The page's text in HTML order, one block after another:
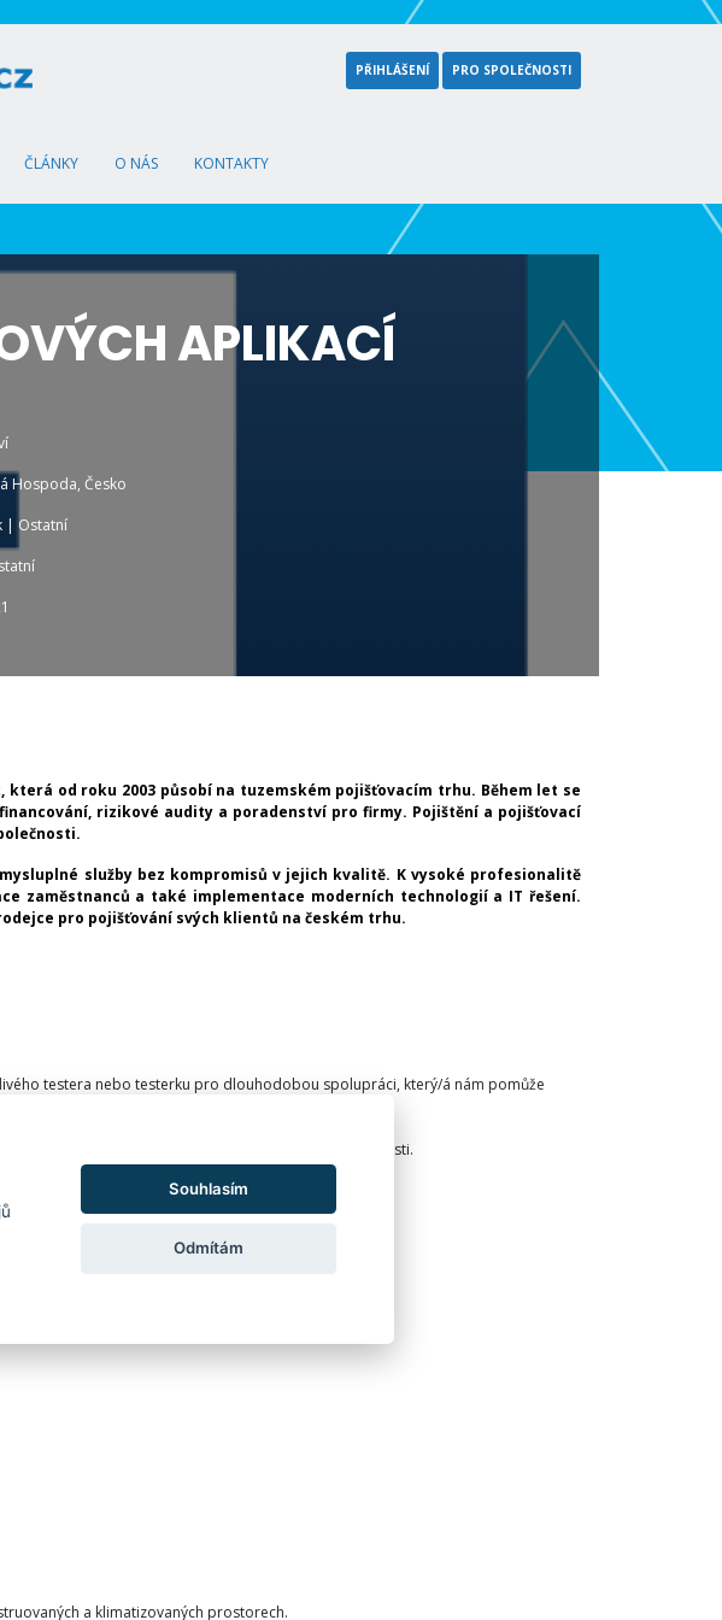
PŘIHLÁŠENÍ PRO SPOLEČNOSTI
ČLÁNKY O NÁS KONTAKTY
APLIKACÍ
Hospoda, Česko
| Ostatní
která od roku 2003 působí na tuzemském pojišťovacím trhu. Během let se
rizikové audity a poradenství pro firmy. Pojištění a pojišťovací
služby bez kompromisů v jejich kvalitě. K vysoké profesionalitě
zaměstnanců a také implementace moderních technologií a IT řešení.
pro pojišťování svých klientů na českém trhu.
testera nebo testerku pro dlouhodobou spolupráci, který/á nám pomůže
proniknout do nové oblasti a získat další zkušenosti.
a klimatizovaných prostorech.
Souhlasím
Odmítám